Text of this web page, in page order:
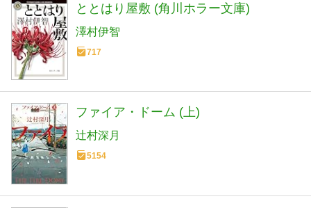
ととはり屋敷 (角川ホラー文庫)
澤村伊智
717
ファイア・ドーム (上)
辻村深月
5154